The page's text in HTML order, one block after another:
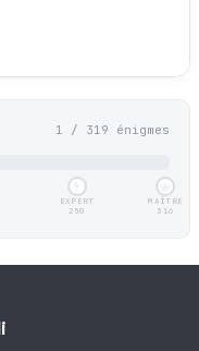
1 / 319 énigmes
EXPERT
250
MAÎTRE
316